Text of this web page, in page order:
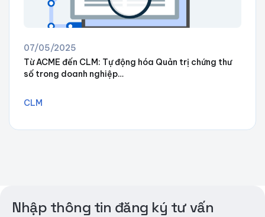
07/05/2025
Từ ACME đến CLM: Tự động hóa Quản trị chứng thư
số trong doanh nghiệp…
CLM
Nhập thông tin đăng ký tư vấn